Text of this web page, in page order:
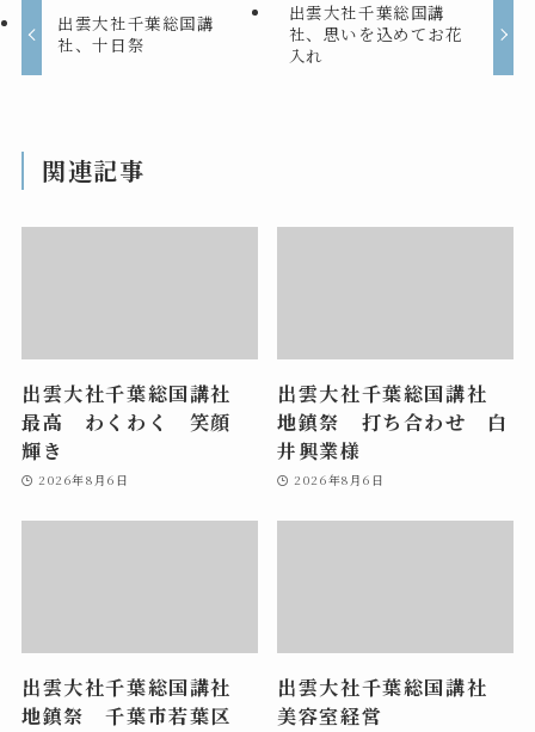
出雲大社千葉総国講
社、十日祭
出雲大社千葉総国講
社、思いを込めてお花
入れ
関連記事
出雲大社千葉総国講社
最高 わくわく 笑顔
輝き
2026年8月6日
出雲大社千葉総国講社
地鎮祭 打ち合わせ 白
井興業様
2026年8月6日
出雲大社千葉総国講社
地鎮祭 千葉市若葉区
出雲大社千葉総国講社
美容室経営